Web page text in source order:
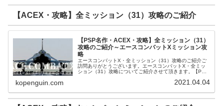
【ACEX・攻略】全ミッション（31）攻略のご紹介
【PSP名作・ACEX・攻略】全ミッション（31）
攻略のご紹介～エースコンバットXミッション攻
略
エースコンバットX・全ミッション（31）攻略のご紹介ご
訪問ありがとうございます。エースコンバットX・全ミッ
ション（31）攻略についてご紹介させて頂きます。【PSP
kopenguin.com 2021.04.04